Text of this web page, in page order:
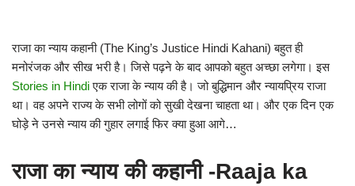
राजा का न्याय कहानी (The King’s Justice Hindi Kahani) बहुत ही
मनोरंजक और सीख भरी है। जिसे पढ़ने के बाद आपको बहुत अच्छा लगेगा। इस
Stories in Hindiएक राजा के न्याय की है। जो बुद्धिमान और न्यायप्रिय राजा
था। वह अपने राज्य के सभी लोगों को सुखी देखना चाहता था। और एक दिन एक
घोड़े ने उनसे न्याय की गुहार लगाई फिर क्या हुआ आगे…
राजा का न्याय की कहानी -Raaja ka